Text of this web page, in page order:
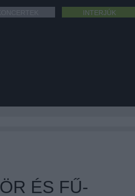
INTERJÚK
ÉS FŰ-